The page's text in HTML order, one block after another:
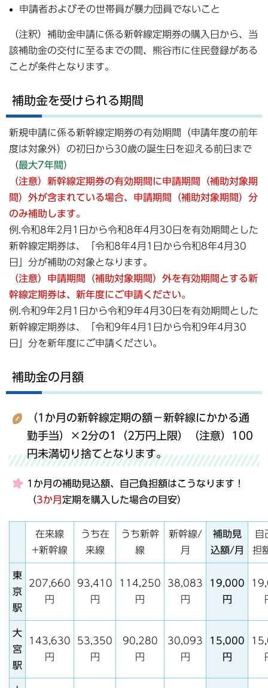
申請者およびその世帯員が暴力団員でないこと
（注釈）補助金申請に係る新幹線定期券の購入日から、当
該補助金の交付に至るまでの間、熊谷市に住民登録がある
ことが条件となります。
補助金を受けられる期間
新規申請に係る新幹線定期券の有効期間（申請年度の前年
度は対象外）の初日から30歳の誕生日を迎える前日まで
（最大7年間）
（注意） 新幹線定期券の有効期間に申請期間（補助対象期
間）外が含まれている場合、 申請期間（補助対象期間）分
のみ補助します。
例.令和8年2月1日から令和8年4月30日を有効期間とした
新幹線定期券は、「令和8年4月1日から令和8年4月30
日」分が補助の対象となります。
（注意）申請期間（補助対象期間）外を有効期間 とする新
幹線定期券は、新年度にご申請ください。
例.令和9年2月1日から令和9年4月30日を有効期間とした
新幹線定期券は、「令和9年4月1日から令和9年4月30
日」分を新年度にご申請ください。
補助金の月額
（1か月の新幹線定期の額－新幹線にかかる通
勤手当）×2分の1（2万円上限）（注意）100
円未満切り捨てとなります。
1か月の補助見込額、自己負担額はこうなります！
（3か月定期を購入した場合の目安）
在来線
+新幹線
うち在
来線
うち新幹
線
新幹線/
月
補助見
込額/月
自
担
東
京
駅
207,660
円
93,410
円
114,250
円
38,083
円
19,000
円
大
宮
駅
143,630
円
53,350
円
90,280
円
30,093
円
15,000
円